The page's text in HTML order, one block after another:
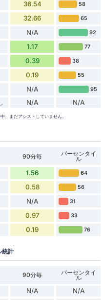
36.54 58
32.66 65
N/A 92
1.17 77
0.39 38
0.19 55
N/A 95
N/A N/A
、まだアシストしていません。
90分毎 パーセンタイ
ル
1.56 64
0.58 56
N/A 31
0.97 33
0.19 76
統計
90分毎 パーセンタイ
ル
N/A
N/A